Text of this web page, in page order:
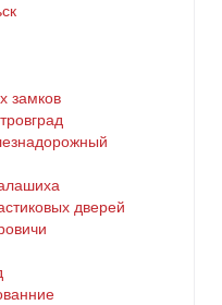
замков
дверей